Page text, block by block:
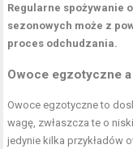
Regularne spożywanie
sezonowych może z
proces odchudzania.
Owoce egzotyczne
Owoce egzotyczne to
wagę, zwłaszcza te o
jedynie kilka przykładów